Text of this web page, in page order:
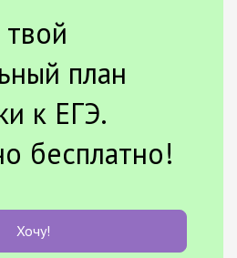
план
к ЕГЭ.
бесплатно!
Хочу!